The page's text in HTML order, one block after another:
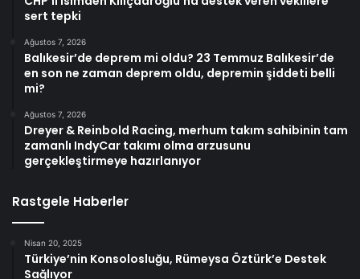
sert tepki
Ağustos 7, 2026
Balıkesir’de deprem mi oldu? 23 Temmuz Balıkesir’de
en son ne zaman deprem oldu, depremin şiddeti belli
mi?
Ağustos 7, 2026
Dreyer & Reinbold Racing, merhum takım sahibinin tam
zamanlı IndyCar takımı olma arzusunu
gerçekleştirmeye hazırlanıyor
Rastgele Haberler
Nisan 20, 2025
Türkiye’nin Konsolosluğu, Rümeysa Öztürk’e Destek
Sağlıyor